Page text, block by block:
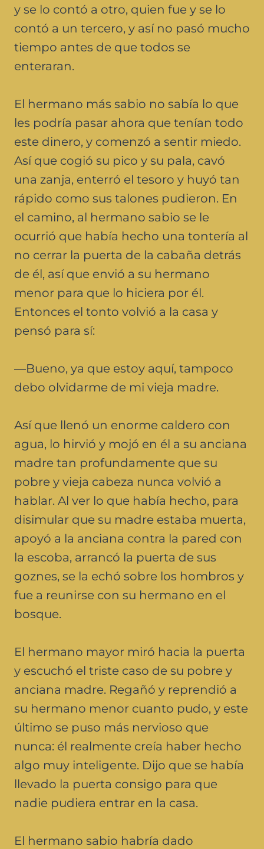
y se lo contó a otro, quien fue y se lo
contó a un tercero, y así no pasó mucho
tiempo antes de que todos se
enteraran.
El hermano más sabio no sabía lo que
les podría pasar ahora que tenían todo
este dinero, y comenzó a sentir miedo.
Así que cogió su pico y su pala, cavó
una zanja, enterró el tesoro y huyó tan
rápido como sus talones pudieron. En
el camino, al hermano sabio se le
ocurrió que había hecho una tontería al
no cerrar la puerta de la cabaña detrás
de él, así que envió a su hermano
menor para que lo hiciera por él.
Entonces el tonto volvió a la casa y
pensó para sí:
—Bueno, ya que estoy aquí, tampoco
debo olvidarme de mi vieja madre.
Así que llenó un enorme caldero con
agua, lo hirvió y mojó en él a su anciana
madre tan profundamente que su
pobre y vieja cabeza nunca volvió a
hablar. Al ver lo que había hecho, para
disimular que su madre estaba muerta,
apoyó a la anciana contra la pared con
la escoba, arrancó la puerta de sus
goznes, se la echó sobre los hombros y
fue a reunirse con su hermano en el
bosque.
El hermano mayor miró hacia la puerta
y escuchó el triste caso de su pobre y
anciana madre. Regañó y reprendió a
su hermano menor cuanto pudo, y este
último se puso más nervioso que
nunca: él realmente creía haber hecho
algo muy inteligente. Dijo que se había
llevado la puerta consigo para que
nadie pudiera entrar en la casa.
El hermano sabio habría dado